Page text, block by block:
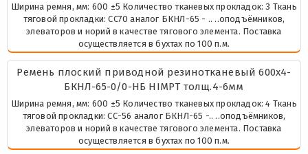
Ширина ремня, мм: 600 ±5 Количество тканевых прокладок: 3 Ткань
тяговой прокладки: СС70 аналог БКНЛ-65 - .. ..оподъёмников,
элеваторов и норий в качестве тягового элемента. Поставка
осуществляется в бухтах по 100 п.м.
Ремень плоский приводной резинотканевый 600х4-
БКНЛ-65-0/0-НБ HIMPT толщ.4-6мм
Ширина ремня, мм: 600 ±5 Количество тканевых прокладок: 4 Ткань
тяговой прокладки: СС-56 аналог БКНЛ-65 -.. ..оподъёмников,
элеваторов и норий в качестве тягового элемента. Поставка
осуществляется в бухтах по 100 п.м.